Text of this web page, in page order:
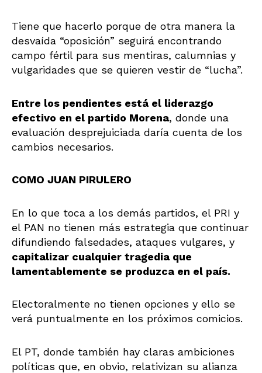
Tiene que hacerlo porque de otra manera la
desvaída “oposición” seguirá encontrando
campo fértil para sus mentiras, calumnias y
vulgaridades que se quieren vestir de “lucha”.
Entre los pendientes está el liderazgo
efectivo en el partido Morena, donde una
evaluación desprejuiciada daría cuenta de los
cambios necesarios.
COMO JUAN PIRULERO
En lo que toca a los demás partidos, el PRI y
el PAN no tienen más estrategia que continuar
difundiendo falsedades, ataques vulgares, y
capitalizar cualquier tragedia que
lamentablemente se produzca en el país.
Electoralmente no tienen opciones y ello se
verá puntualmente en los próximos comicios.
El PT, donde también hay claras ambiciones
políticas que, en obvio, relativizan su alianza